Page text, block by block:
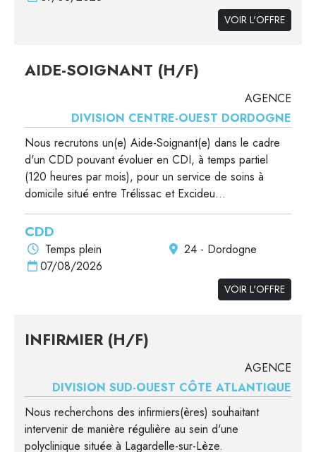
VOIR L'OFFRE
AIDE-SOIGNANT (H/F)
AGENCE
DIVISION CENTRE-OUEST DORDOGNE
Nous recrutons un(e) Aide-Soignant(e) dans le cadre
d'un CDD pouvant évoluer en CDI, à temps partiel
(120 heures par mois), pour un service de soins à
domicile situé entre Trélissac et Excideu...
CDD
Temps plein
24 - Dordogne
07/08/2026
VOIR L'OFFRE
INFIRMIER (H/F)
AGENCE
DIVISION SUD-OUEST CÔTE ATLANTIQUE
Nous recherchons des infirmiers(ères) souhaitant
intervenir de manière régulière au sein d'une
polyclinique située à Lagardelle-sur-Lèze.